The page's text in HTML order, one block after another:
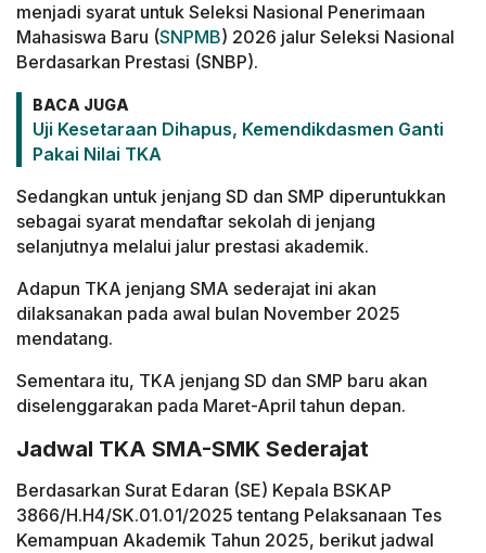
menjadi syarat untuk Seleksi Nasional Penerimaan
Mahasiswa Baru (SNPMB) 2026 jalur Seleksi Nasional
Berdasarkan Prestasi (SNBP).
BACA JUGA
Uji Kesetaraan Dihapus, Kemendikdasmen Ganti
Pakai Nilai TKA
Sedangkan untuk jenjang SD dan SMP diperuntukkan
sebagai syarat mendaftar sekolah di jenjang
selanjutnya melalui jalur prestasi akademik.
Adapun TKA jenjang SMA sederajat ini akan
dilaksanakan pada awal bulan November 2025
mendatang.
Sementara itu, TKA jenjang SD dan SMP baru akan
diselenggarakan pada Maret-April tahun depan.
Jadwal TKA SMA-SMK Sederajat
Berdasarkan Surat Edaran (SE) Kepala BSKAP
3866/H.H4/SK.01.01/2025 tentang Pelaksanaan Tes
Kemampuan Akademik Tahun 2025, berikut jadwal